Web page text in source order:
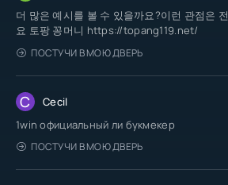
더 많은 예시를 볼 수 있을까요?이런 관점은
요 토팡 꽁머니 https://topang119.net/
ПОСТУЧИ В МОЮ ДВЕРЬ
C Cecil
1win официальный ли букмекер
ПОСТУЧИ В МОЮ ДВЕРЬ